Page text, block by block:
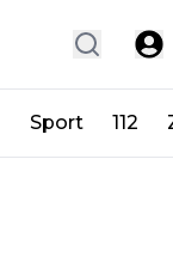
Sport 112